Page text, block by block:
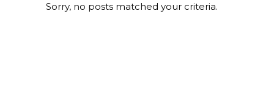
Sorry, no posts matched your criteria.